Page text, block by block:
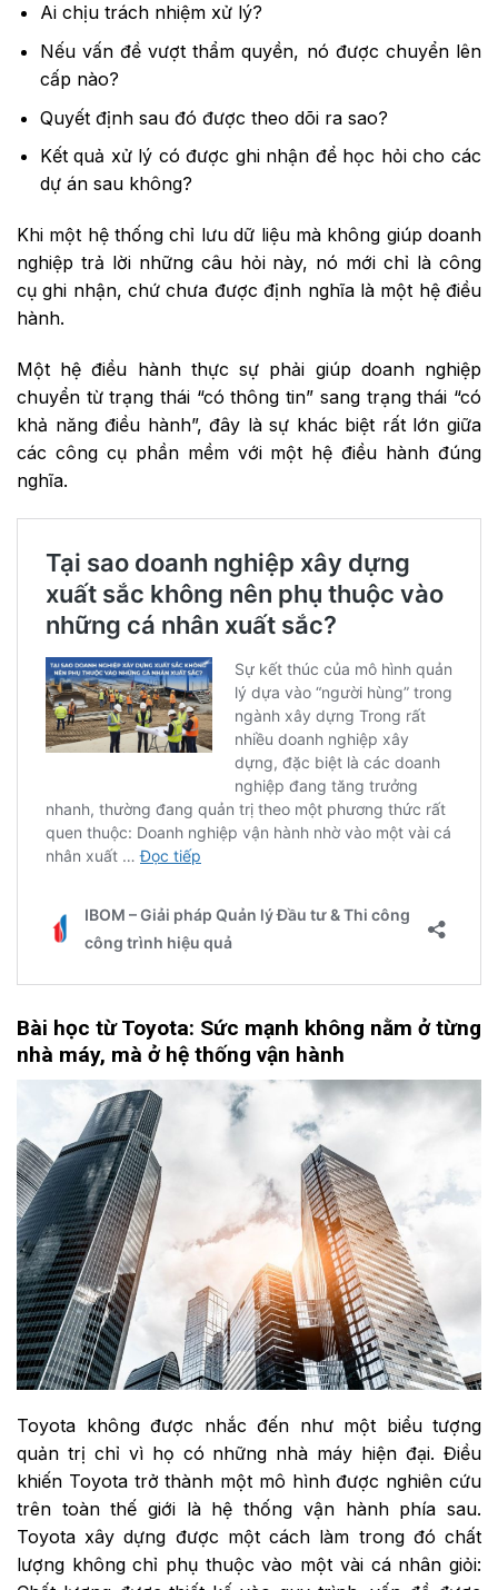
Ai chịu trách nhiệm xử lý?
Nếu vấn đề vượt thẩm quyền, nó được chuyển lên
cấp nào?
Quyết định sau đó được theo dõi ra sao?
Kết quả xử lý có được ghi nhận để học hỏi cho các
dự án sau không?
Khi một hệ thống chỉ lưu dữ liệu mà không giúp doanh
nghiệp trả lời những câu hỏi này, nó mới chỉ là công
cụ ghi nhận, chứ chưa được định nghĩa là một hệ điều
hành.
Một hệ điều hành thực sự phải giúp doanh nghiệp
chuyển từ trạng thái “có thông tin” sang trạng thái “có
khả năng điều hành”, đây là sự khác biệt rất lớn giữa
các công cụ phần mềm với một hệ điều hành đúng
nghĩa.
Bài học từ Toyota: Sức mạnh không nằm ở từng
nhà máy, mà ở hệ thốngvận hành
Toyota không được nhắc đến như một biểu tượng
quản trị chỉ vì họ có những nhà máy hiện đại. Điều
khiến Toyota trở thành một mô hình được nghiên cứu
trên toàn thế giới là hệ thống vận hành phía sau.
Toyota xây dựng được một cách làm trong đó chất
lượng không chỉ phụ thuộc vào một vài cá nhân giỏi: